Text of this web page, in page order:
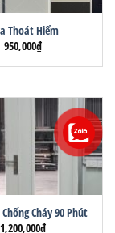
Thoát Hiểm
950,000₫
Cháy 90 Phút
1,200,000₫